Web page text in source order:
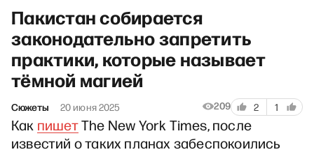
Пакистан собирается
законодательно запретить
практики, которые называет
тёмной магией
Сюжеты 20 июня 2025 209 2 1
Как пишетThe New York Times, после
известий о таких планах забеспокоились